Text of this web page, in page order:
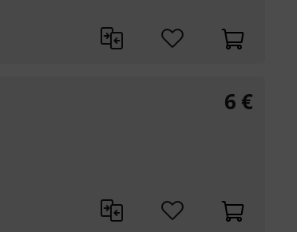
6 €